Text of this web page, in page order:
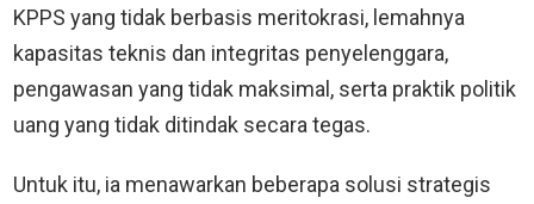
KPPS yang tidak berbasis meritokrasi, lemahnya
kapasitas teknis dan integritas penyelenggara,
pengawasan yang tidak maksimal, serta praktik politik
uang yang tidak ditindak secara tegas.
Untuk itu, ia menawarkan beberapa solusi strategis